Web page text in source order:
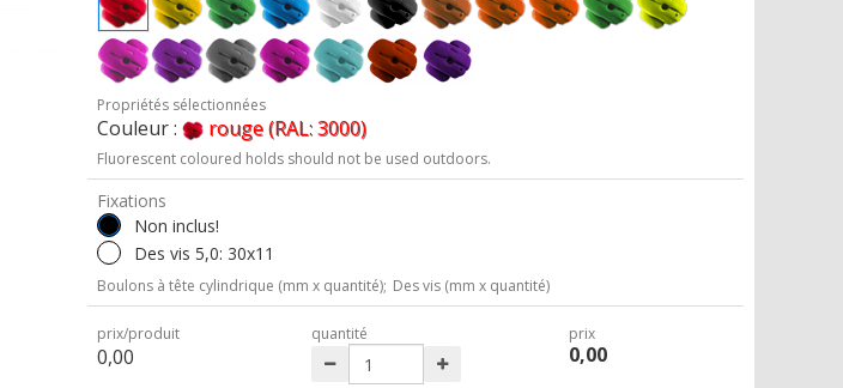
Propriétés sélectionnées
Couleur : rouge (RAL: 3000)
Fluorescent coloured holds should not be used outdoors.
Fixations
Non inclus!
Des vis 5,0: 30x11
Boulons à tête cylindrique (mm x quantité); Des vis (mm x quantité)
prix/produit
0,00
quantité prix
0,00